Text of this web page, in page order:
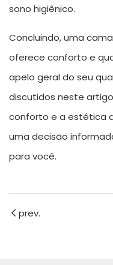
sono higiênico.
Concluindo, uma
oferece conforto e
apelo geral do seu
discutidos neste
conforto e a estética
uma decisão
para você.
prev.